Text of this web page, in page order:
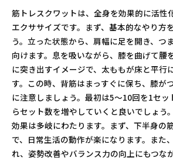
筋トレスクワットは、全身を効果的に活性
エクササイズです。まず、基本的なやり方
う。立った状態から、肩幅に足を開き、つ
向けます。息を吸いながら、膝を曲げて腰
に突き出すイメージで、太ももが床と平行
す。この時、背筋はまっすぐに保ち、膝が
に注意しましょう。最初は5～10回を1セッ
らセット数を増やしていくと良いでしょう
効果は多岐にわたります。まず、下半身の
で、日常生活の動作が楽になります。また
れ、姿勢改善やバランス力の向上にもつな